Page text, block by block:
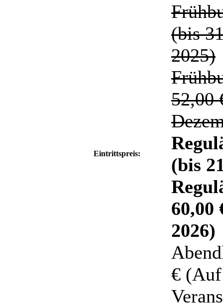
Eintrittspreis:
(bis
2025)
52,00
(bis
60,00
2026)
€